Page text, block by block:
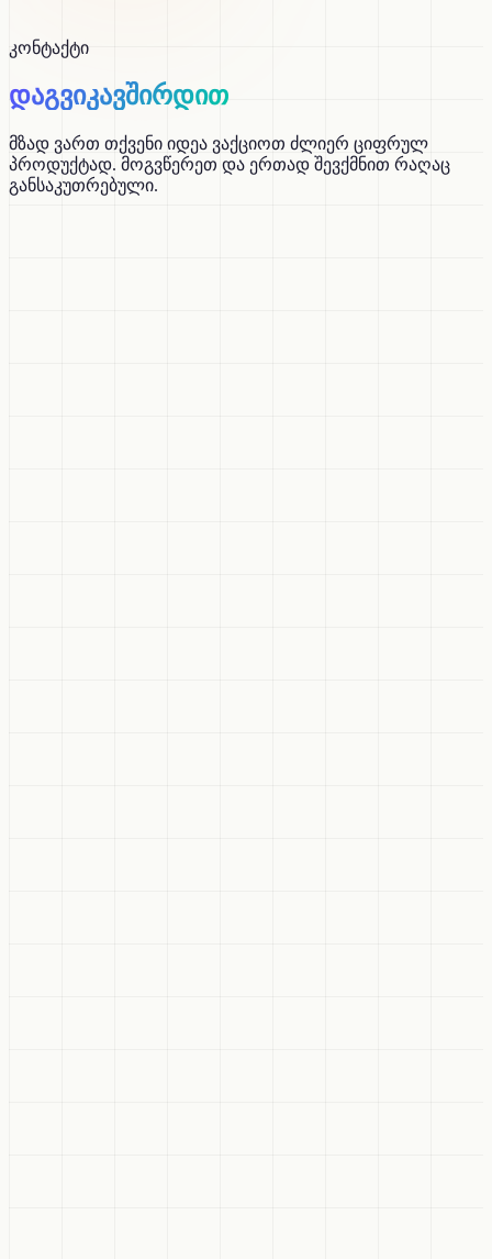
კონტაქტი
ᲓᲐᲒᲕᲘᲙᲐᲕᲨᲘᲠᲓᲘᲗ
მზად ვართ თქვენი იდეა ვაქციოთ ძლიერ ციფრულ
პროდუქტად. მოგვწერეთ და ერთად შევქმნით რაღაც
განსაკუთრებული.